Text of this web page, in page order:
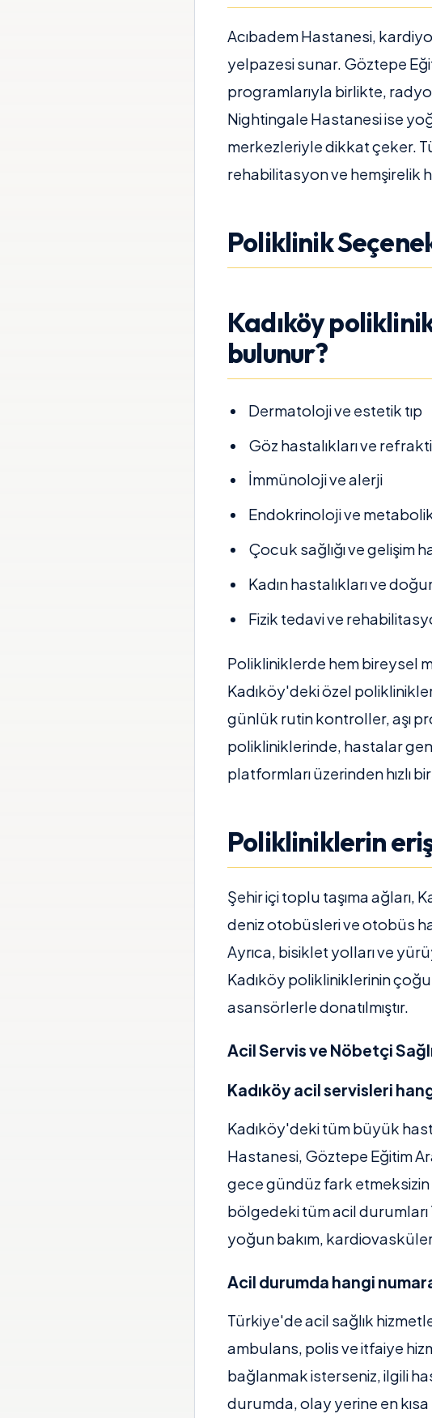
Acıbadem Hastanesi,
yelpazesi sunar. Göztepe
programlarıyla birlikte,
Nightingale Hastanesi ise
merkezleriyle dikkat çeker.
rehabilitasyon ve hemşirelik
Poliklinik
Kadıköy
bulunur?
Dermatoloji ve estetik tıp
Göz hastalıkları ve
İmmünoloji ve alerji
Endokrinoloji ve
Çocuk sağlığı ve gelişim
Kadın hastalıkları ve
Fizik tedavi ve
Polikliniklerde hem bireysel
Kadıköy'deki özel
günlük rutin kontroller, aşı
polikliniklerinde, hastalar
platformları üzerinden hızlı
Polikliniklerin
Şehir içi toplu taşıma ağları,
deniz otobüsleri ve otobüs
Ayrıca, bisiklet yolları ve
Kadıköy polikliniklerinin
asansörlerle donatılmıştır.
Acil Servis ve Nöbetçi
Kadıköy acil servisleri
Kadıköy'deki tüm büyük
Hastanesi, Göztepe Eğitim
gece gündüz fark
bölgedeki tüm acil durumları
yoğun bakım,
Acil durumda hangi
Türkiye'de acil sağlık
ambulans, polis ve itfaiye
bağlanmak isterseniz, ilgili
durumda, olay yerine en